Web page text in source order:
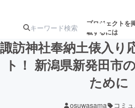
プロジェクトを
載するには
注目の新着プロ募集
諏訪神社奉納土俵入り
ト！ 新潟県新発田市
ために
osuwasama コミ